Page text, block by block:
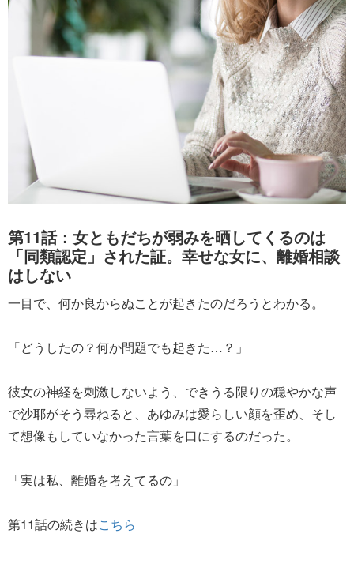
第11話：女ともだちが弱みを晒してくるのは
「同類認定」された証。幸せな女に、離婚相談
はしない
一目で、何か良からぬことが起きたのだろうとわかる。
「どうしたの？何か問題でも起きた…？」
彼女の神経を刺激しないよう、できうる限りの穏やかな声
で沙耶がそう尋ねると、あゆみは愛らしい顔を歪め、そし
て想像もしていなかった言葉を口にするのだった。
「実は私、離婚を考えてるの」
第11話の続きはこちら